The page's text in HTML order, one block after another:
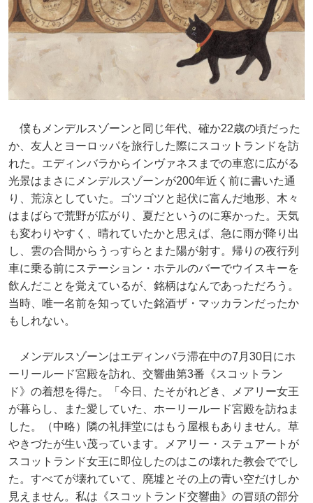
僕もメンデルスゾーンと同じ年代、確か22歳の頃だった
か、友人とヨーロッパを旅行した際にスコットランドを訪
れた。エディンバラからインヴァネスまでの車窓に広がる
光景はまさにメンデルスゾーンが200年近く前に書いた通
り、荒涼としていた。ゴツゴツと起伏に富んだ地形、木々
はまばらで荒野が広がり、夏だというのに寒かった。天気
も変わりやすく、晴れていたかと思えば、急に雨が降り出
し、雲の合間からうっすらとまた陽が射す。帰りの夜行列
車に乗る前にステーション・ホテルのバーでウイスキーを
飲んだことを覚えているが、銘柄はなんであっただろう。
当時、唯一名前を知っていた銘酒ザ・マッカランだったか
もしれない。
メンデルスゾーンはエディンバラ滞在中の7月30日にホ
ーリールード宮殿を訪れ、交響曲第3番《スコットラン
ド》の着想を得た。「今日、たそがれどき、メアリー女王
が暮らし、また愛していた、ホーリールード宮殿を訪ねま
した。（中略）隣の礼拝堂にはもう屋根もありません。草
やきづたが生い茂っています。メアリー・ステュアートが
スコットランド女王に即位したのはこの壊れた教会ででし
た。すべてが壊れていて、廃墟とその上の青い空だけしか
見えません。私は《スコットランド交響曲》の冒頭の部分